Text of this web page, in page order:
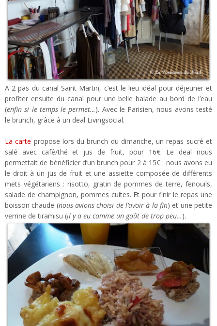
A 2 pas du canal Saint Martin, c’est le lieu idéal pour déjeuner et
profiter ensuite du canal pour une belle balade au bord de l’eau
(enfin si le temps le permet…). Avec le Parisien, nous avons testé
le brunch, grâce à un deal Livingsocial.
La carte propose lors du brunch du dimanche, un repas sucré et
salé avec café/thé et jus de fruit, pour 16€. Le deal nous
permettait de bénéficier d’un brunch pour 2 à 15€ : nous avons eu
le droit à un jus de fruit et une assiette composée de différents
mets végétariens : risotto, gratin de pommes de terre, fenouils,
salade de champignon, pommes cuites. Et pour finir le repas une
boisson chaude (nous avions choisi de l’avoir à la fin) et une petite
verrine de tiramisu (il y a eu comme un goût de trop peu…).